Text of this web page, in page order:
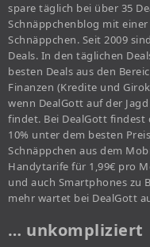
spare täglich bei über 35
Schnäppchenblog mit
Schnäppchen. Seit 2009
Deals. In den täglichen
besten Deals aus den
Finanzen (Kredite und
wenn DealGott auf der
findet. Bei DealGott findest
10% unter dem besten
Schnäppchen aus dem
Handytarife für 1,99€ pro
und auch Smartphones zu
mehr wartet bei DealGott
… unkompliziert